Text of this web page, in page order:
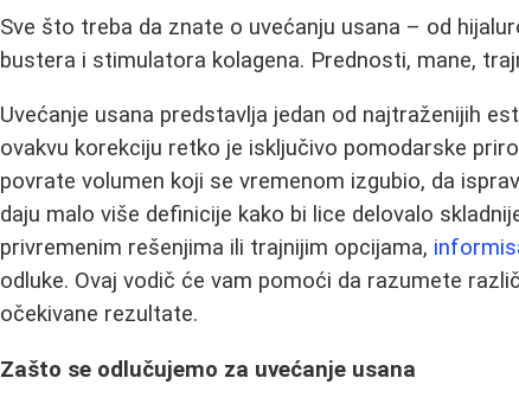
Sve što treba da znate o uvećanju usana – od
bustera i stimulatora kolagena. Prednosti, mane,
Uvećanje usana predstavlja jedan od najtraženijih
ovakvu korekciju retko je isključivo pomodarske
povrate volumen koji se vremenom izgubio, da
daju malo više definicije kako bi lice delovalo
privremenim rešenjima ili trajnijim opcijama,
odluke. Ovaj vodič će vam pomoći da razumete
očekivane rezultate.
Zašto se odlučujemo za uvećanje usana